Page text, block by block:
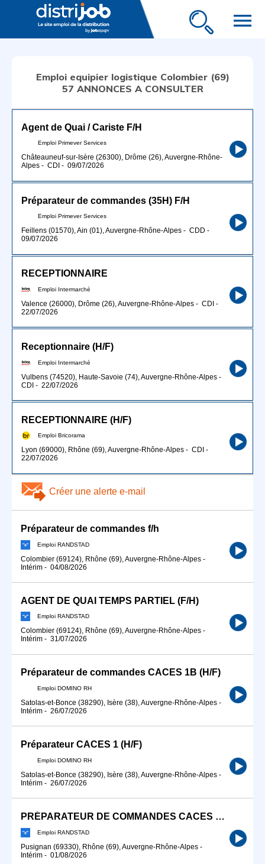
menu
Emploi equipier logistique Colombier (69)
57 ANNONCES A CONSULTER
Agent de Quai / Cariste F/H
Emploi Primever Services
Châteauneuf-sur-Isère (26300), Drôme (26), Auvergne-Rhône-
Alpes - CDI - 09/07/2026
Préparateur de commandes (35H) F/H
Emploi Primever Services
Feillens (01570), Ain (01), Auvergne-Rhône-Alpes - CDD -
09/07/2026
RECEPTIONNAIRE
Emploi Intermarché
Valence (26000), Drôme (26), Auvergne-Rhône-Alpes - CDI -
22/07/2026
Receptionnaire (H/F)
Emploi Intermarché
Vulbens (74520), Haute-Savoie (74), Auvergne-Rhône-Alpes -
CDI - 22/07/2026
RECEPTIONNAIRE (H/F)
Emploi Bricorama
Lyon (69000), Rhône (69), Auvergne-Rhône-Alpes - CDI -
22/07/2026
Créer une alerte e-mail
Préparateur de commandes f/h
Emploi RANDSTAD
Colombier (69124), Rhône (69), Auvergne-Rhône-Alpes -
Intérim - 04/08/2026
AGENT DE QUAI TEMPS PARTIEL (F/H)
Emploi RANDSTAD
Colombier (69124), Rhône (69), Auvergne-Rhône-Alpes -
Intérim - 31/07/2026
Préparateur de commandes CACES 1B (H/F)
Emploi DOMINO RH
Satolas-et-Bonce (38290), Isère (38), Auvergne-Rhône-Alpes -
Intérim - 26/07/2026
Préparateur CACES 1 (H/F)
Emploi DOMINO RH
Satolas-et-Bonce (38290), Isère (38), Auvergne-Rhône-Alpes -
Intérim - 26/07/2026
PRÉPARATEUR DE COMMANDES CACES R485/R489 (F/H)
Emploi RANDSTAD
Pusignan (69330), Rhône (69), Auvergne-Rhône-Alpes -
Intérim - 01/08/2026